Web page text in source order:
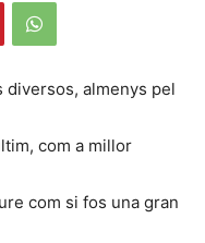
diversos, almenys pel
com a millor
com si fos una gran